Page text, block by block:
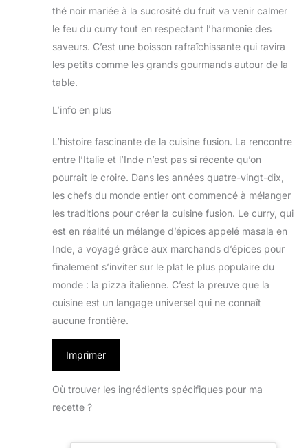
thé noir mariée à la sucrosité du fruit va venir calmer
le feu du curry tout en respectant l’harmonie des
saveurs. C’est une boisson rafraîchissante qui ravira
les petits comme les grands gourmands autour de la
table.
L’info en plus
L’histoire fascinante de la cuisine fusion. La rencontre
entre l’Italie et l’Inde n’est pas si récente qu’on
pourrait le croire. Dans les années quatre-vingt-dix,
les chefs du monde entier ont commencé à mélanger
les traditions pour créer la cuisine fusion. Le curry, qui
est en réalité un mélange d’épices appelé masala en
Inde, a voyagé grâce aux marchands d’épices pour
finalement s’inviter sur le plat le plus populaire du
monde : la pizza italienne. C’est la preuve que la
cuisine est un langage universel qui ne connaît
aucune frontière.
Imprimer
Où trouver les ingrédients spécifiques pour ma
recette ?